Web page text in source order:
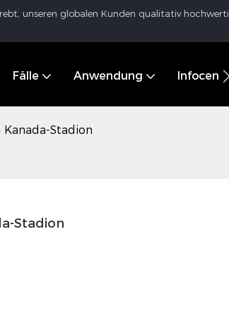
unseren globalen Kunden qualitativ
Fälle Anwendung
Stadion
Stadion